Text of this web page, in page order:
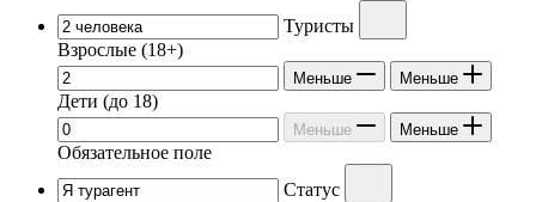
Туристы
Взрослые (18+)
Меньше Меньше
Дети (до 18)
Меньше Меньше
Обязательное поле
Статус